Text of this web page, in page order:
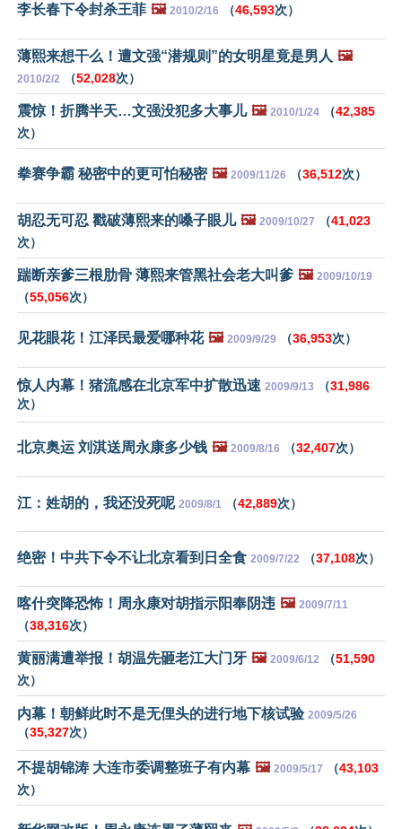
李长春下令封杀王菲 🖼️ 2010/2/16 （46,593次）
薄熙来想干么！遭文强“潜规则”的女明星竟是男人 🖼️
2010/2/2 （52,028次）
震惊！折腾半天…文强没犯多大事儿 🖼️ 2010/1/24 （42,385
次）
拳赛争霸 秘密中的更可怕秘密 🖼️ 2009/11/26 （36,512次）
胡忍无可忍 戳破薄熙来的嗓子眼儿 🖼️ 2009/10/27 （41,023
次）
踹断亲爹三根肋骨 薄熙来管黑社会老大叫爹 🖼️ 2009/10/19
（55,056次）
见花眼花！江泽民最爱哪种花 🖼️ 2009/9/29 （36,953次）
惊人内幕！猪流感在北京军中扩散迅速 2009/9/13 （31,986
次）
北京奥运 刘淇送周永康多少钱 🖼️ 2009/8/16 （32,407次）
江：姓胡的，我还没死呢 2009/8/1 （42,889次）
绝密！中共下令不让北京看到日全食 2009/7/22 （37,108次）
喀什突降恐怖！周永康对胡指示阳奉阴违 🖼️ 2009/7/11
（38,316次）
黄丽满遭举报！胡温先砸老江大门牙 🖼️ 2009/6/12 （51,590
次）
内幕！朝鲜此时不是无俚头的进行地下核试验 2009/5/26
（35,327次）
不提胡锦涛 大连市委调整班子有内幕 🖼️ 2009/5/17 （43,103
次）